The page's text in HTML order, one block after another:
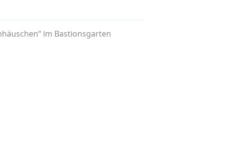
im Bastionsgarten